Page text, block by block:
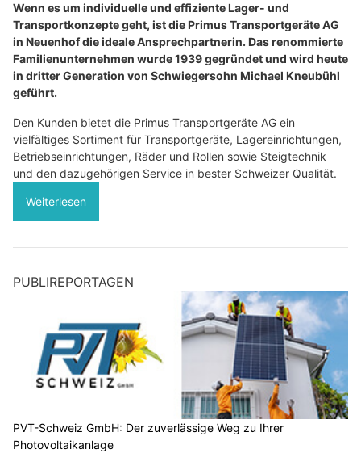
Wenn es um individuelle und effiziente Lager- und
Transportkonzepte geht, ist die Primus Transportgeräte AG
in Neuenhof die ideale Ansprechpartnerin. Das renommierte
Familienunternehmen wurde 1939 gegründet und wird heute
in dritter Generation von Schwiegersohn Michael Kneubühl
geführt.
Den Kunden bietet die Primus Transportgeräte AG ein
vielfältiges Sortiment für Transportgeräte, Lagereinrichtungen,
Betriebseinrichtungen, Räder und Rollen sowie Steigtechnik
und den dazugehörigen Service in bester Schweizer Qualität.
Weiterlesen
PUBLIREPORTAGEN
PVT-Schweiz GmbH: Der zuverlässige Weg zu Ihrer
Photovoltaikanlage